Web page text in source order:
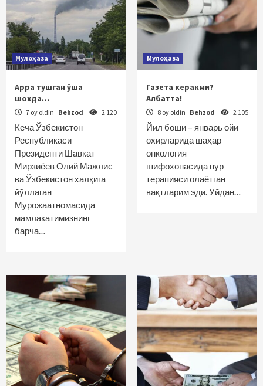
Мулоҳаза
Арра тушган ўша
шохда…
7 oy oldin Behzod 2 120
Кеча Ўзбекистон
Республикаси
Президенти Шавкат
Мирзиёев Олий Мажлис
ва Ўзбекистон халқига
йўллаган
Мурожаатномасида
мамлакатимизнинг
барча…
Мулоҳаза
Газета керакми?
Албатта!
8 oy oldin Behzod 2 105
Йил боши – январь ойи
охирларида шаҳар
онкология
шифохонасида нур
терапияси олаётган
вақтларим эди. Уйдан…